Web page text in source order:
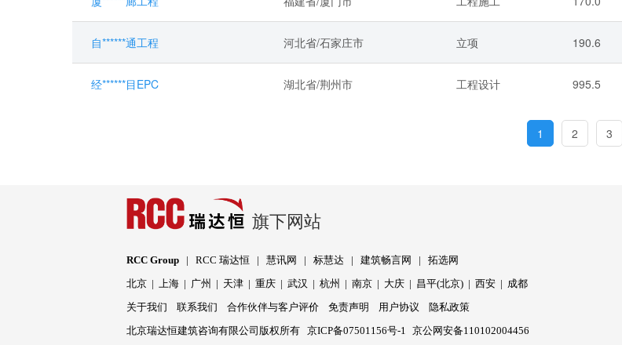
自******通工程 河北省/石家庄市 立项 190.6
经******目EPC 湖北省/荆州市 工程设计 995.5
1 2 3
旗下网站
RCC Group |RCC 瑞达恒 |慧讯网 |标慧达 |建筑畅言网 |拓选网
北京 | 上海 | 广州 | 天津 |重庆 |武汉 |杭州 |南京 | 大庆 | 昌平(北京) |西安 | 成都
关于我们
联系我们 合作伙伴与客户评价 免责声明 用户协议
隐私政策
北京瑞达恒建筑咨询有限公司版权所有京ICP备07501156号-1 京公网安备110102004456